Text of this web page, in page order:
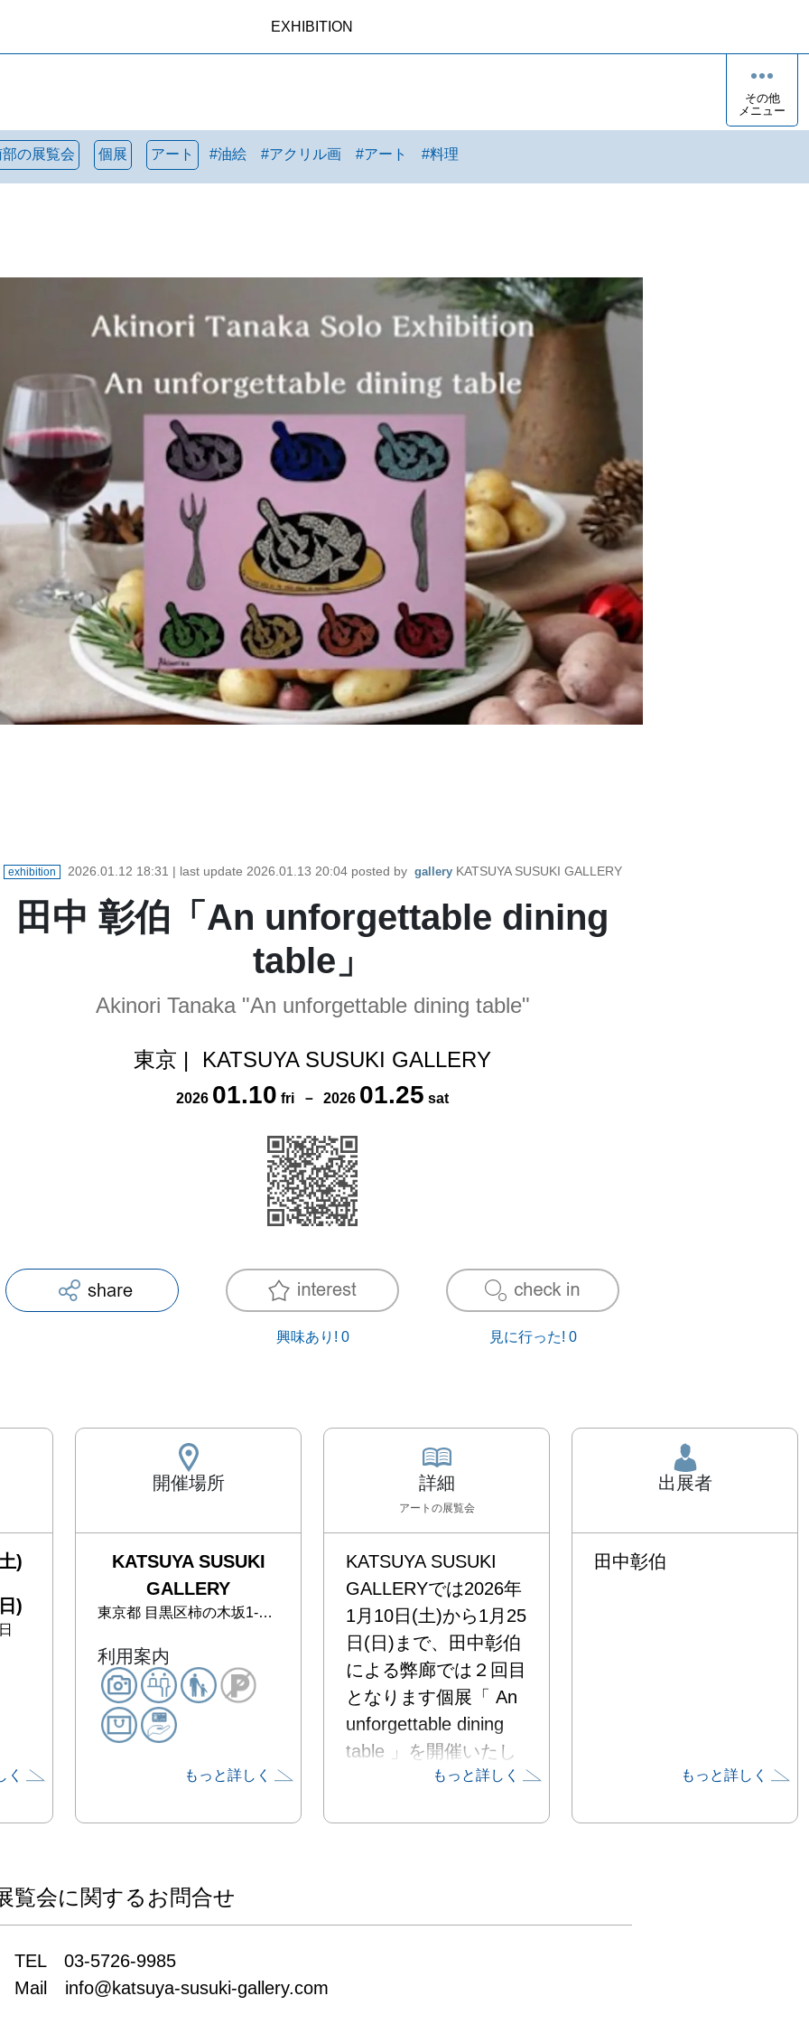
EXHIBITION
その他
メニュー
の展覧会 個展 アート #油絵 #アクリル画 #アート #料理
exhibition 2026.01.12 18:31 | last update 2026.01.13 20:04posted by gallery KATSUYA SUSUKI GALLERY
田中 彰伯「An unforgettable dining
table」
Akinori Tanaka "An unforgettable dining table"
東京 | KATSUYA SUSUKI GALLERY
2026 01.10 fri － 2026 01.25 sat
興味あり! 0 見に行った! 0
)
)
く
開催場所
KATSUYA SUSUKI
GALLERY
東京都 目黒区柿の木坂1-32-17
利用案内
もっと詳しく
詳細
アート の展覧会
KATSUYA SUSUKI
GALLERYでは2026年
1月10日(土)から1月25
日(日)まで、田中彰伯
による弊廊では２回目
となります個展「 An
unforgettable dining
table 」を開催いたし
もっと詳しく
出展者
田中彰伯
もっと詳しく
覧会に関するお問合せ
TEL　03-5726-9985
Mail　info@katsuya-susuki-gallery.com